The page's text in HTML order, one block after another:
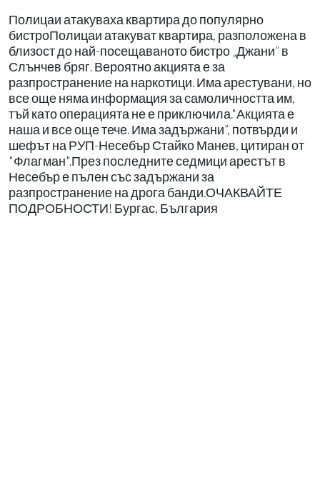
Полицаи атакуваха квартира до популярно
бистроПолицаи атакуват квартира, разположена в
близост до най-посещаваното бистро „Джани” в
Слънчев бряг. Вероятно акцията е за
разпространение на наркотици. Има арестувани, но
все още няма информация за самоличността им,
тъй като операцията не е приключила."Акцията е
наша и все още тече. Има задържани”, потвърди и
шефът на РУП-Несебър Стайко Манев, цитиран от
"Флагман".През последните седмици арестът в
Несебър е пълен със задържани за
разпространение на дрога банди.ОЧАКВАЙТЕ
ПОДРОБНОСТИ! Бургас, България